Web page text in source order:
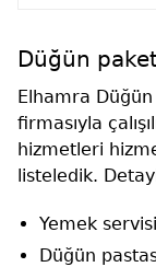
Düğün
Elhamra
firmasıyla
hizmetleri
listeledik.
Yemek servisi
Düğün